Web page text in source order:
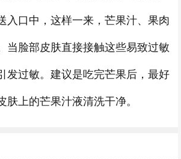
入口中，这样一来，芒果汁、果肉
当脸部皮肤直接接触这些易致过敏
发过敏。建议是吃完芒果后，最好
肤上的芒果汁液清洗干净。